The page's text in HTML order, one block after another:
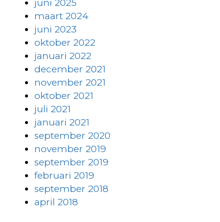
juni 2025
maart 2024
juni 2023
oktober 2022
januari 2022
december 2021
november 2021
oktober 2021
juli 2021
januari 2021
september 2020
november 2019
september 2019
februari 2019
september 2018
april 2018